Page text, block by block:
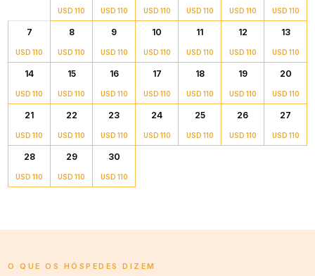
USD 110 USD 110 USD 110 USD 110 USD 110 USD 110
7
USD 110
8
USD 110
9
USD 110
10
USD 110
11
USD 110
12
USD 110
13
USD 110
14
USD 110
15
USD 110
16
USD 110
17
USD 110
18
USD 110
19
USD 110
20
USD 110
21
USD 110
22
USD 110
23
USD 110
24
USD 110
25
USD 110
26
USD 110
27
USD 110
28
USD 110
29
USD 110
30
USD 110
O QUE OS HÓSPEDES DIZEM